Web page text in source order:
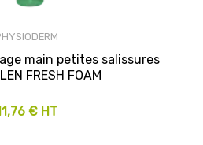
main petites salissures
FRESH FOAM
€ HT